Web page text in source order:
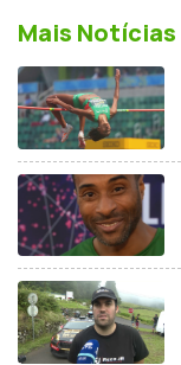
Mais Notícias